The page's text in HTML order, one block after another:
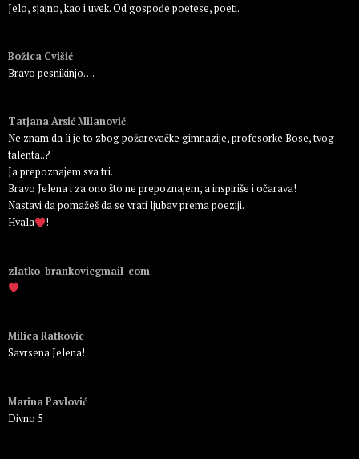
Jelo, sjajno, kao i uvek. Od gospođe poetese, poeti.
Božica Cvišić
Bravo pesnikinjo….
Tatjana Arsić Milanović
Ne znam da li je to zbog požarevačke gimnazije, profesorke Bose, tvog
talenta..?
Ja prepoznajem sva tri.
Bravo Jelena i za ono što ne prepoznajem, a inspiriše i očarava!
Nastavi da pomažeš da se vrati ljubav prema poeziji.
Hvala
!
zlatko-brankovicgmail-com
Milica Ratkovic
Savrsena Jelena!
Marina Pavlović
Divno 5